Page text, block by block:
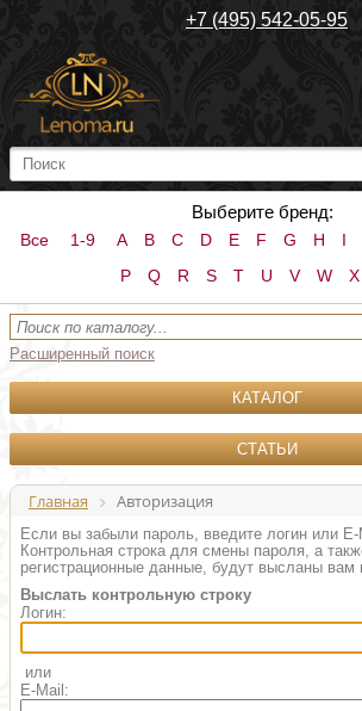
+7 (495) 542-05-95
Выберите бренд:
Все 1-9 A B C D E F G H I
P
Q R S T U V W X
Расширенный поиск
КАТАЛОГ
СТАТЬИ
Главная Авторизация
Если вы забыли пароль, введите логин или E-
Контрольная строка для смены пароля, а
регистрационные данные, будут высланы вам
Выслать контрольную строку
Логин:
или
E-Mail: